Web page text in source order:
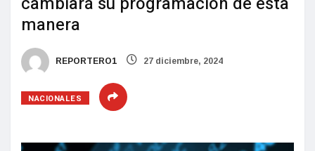
manera
REPORTERO1 27 diciembre, 2024
NACIONALES